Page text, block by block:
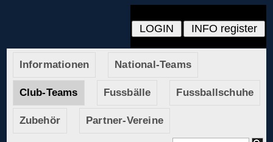
Informationen National-Teams
Club-Teams Fussbälle Fussballschuhe
Zubehör Partner-Vereine